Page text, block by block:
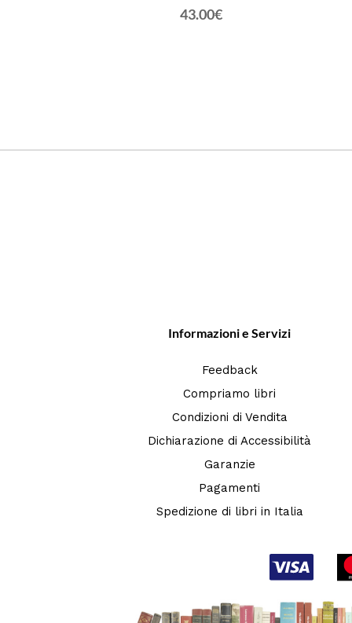
43.00€
Informazioni e Servizi
Feedback
Compriamo libri
Condizioni di Vendita
Dichiarazione di Accessibilità
Garanzie
Pagamenti
Spedizione di libri in Italia